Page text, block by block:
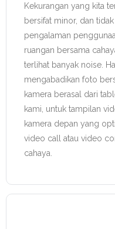
Kekurangan yang kita
bersifat minor, dan
pengalaman
ruangan bersama
terlihat banyak noise.
mengabadikan foto
kamera berasal dari
kami, untuk tampilan
kamera depan yang
video call atau video
cahaya.